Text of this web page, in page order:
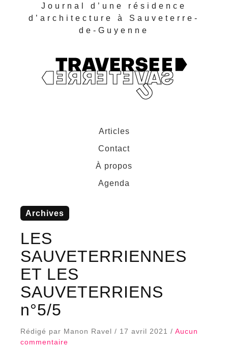
Journal d’une résidence
d’architecture à Sauveterre-
de-Guyenne
Articles
Contact
À propos
Agenda
Archives
LES
SAUVETERRIENNES
ET LES
SAUVETERRIENS
n°5/5
Rédigé par Manon Ravel / 17 avril 2021 / Aucun
commentaire